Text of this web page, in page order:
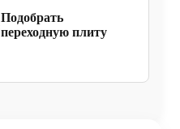
Подобрать
переходную плиту